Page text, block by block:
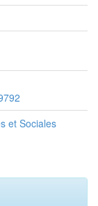
et Sociales